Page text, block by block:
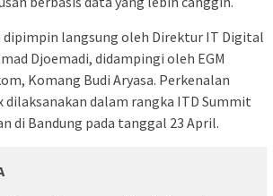
dipimpin langsung oleh Direktur IT Digital
Djoemadi, didampingi oleh EGM
Komang Budi Aryasa. Perkenalan
dilaksanakan dalam rangka ITD Summit
di Bandung pada tanggal 23 April.